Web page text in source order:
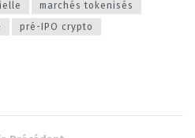
marchés tokenisés
pré-IPO crypto